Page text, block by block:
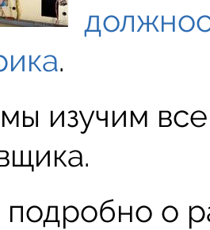
.
мы изучим
о